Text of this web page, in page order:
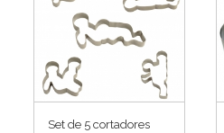
Set de 5 cortadores